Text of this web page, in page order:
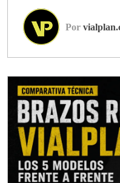
Por